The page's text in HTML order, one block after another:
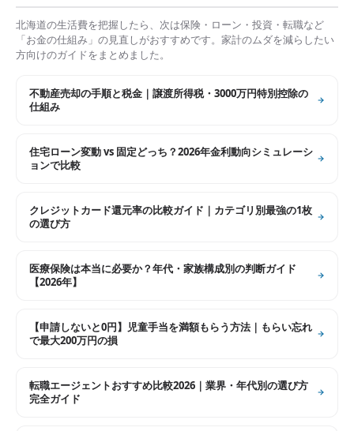
北海道の生活費を把握したら、次は保険・ローン・投資・転職など
「お金の仕組み」の見直しがおすすめです。家計のムダを減らしたい
方向けのガイドをまとめました。
不動産売却の手順と税金｜譲渡所得税・3000万円特別控除の
仕組み
住宅ローン変動 vs 固定どっち？2026年金利動向シミュレーシ
ョンで比較
クレジットカード還元率の比較ガイド｜カテゴリ別最強の1枚
の選び方
医療保険は本当に必要か？年代・家族構成別の判断ガイド
【2026年】
【申請しないと0円】児童手当を満額もらう方法｜もらい忘れ
で最大200万円の損
転職エージェントおすすめ比較2026｜業界・年代別の選び方
完全ガイド